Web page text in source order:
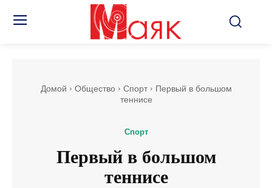
Домой Общество Спорт
Первый в большом
теннисе
Спорт
Первый в большом
теннисе